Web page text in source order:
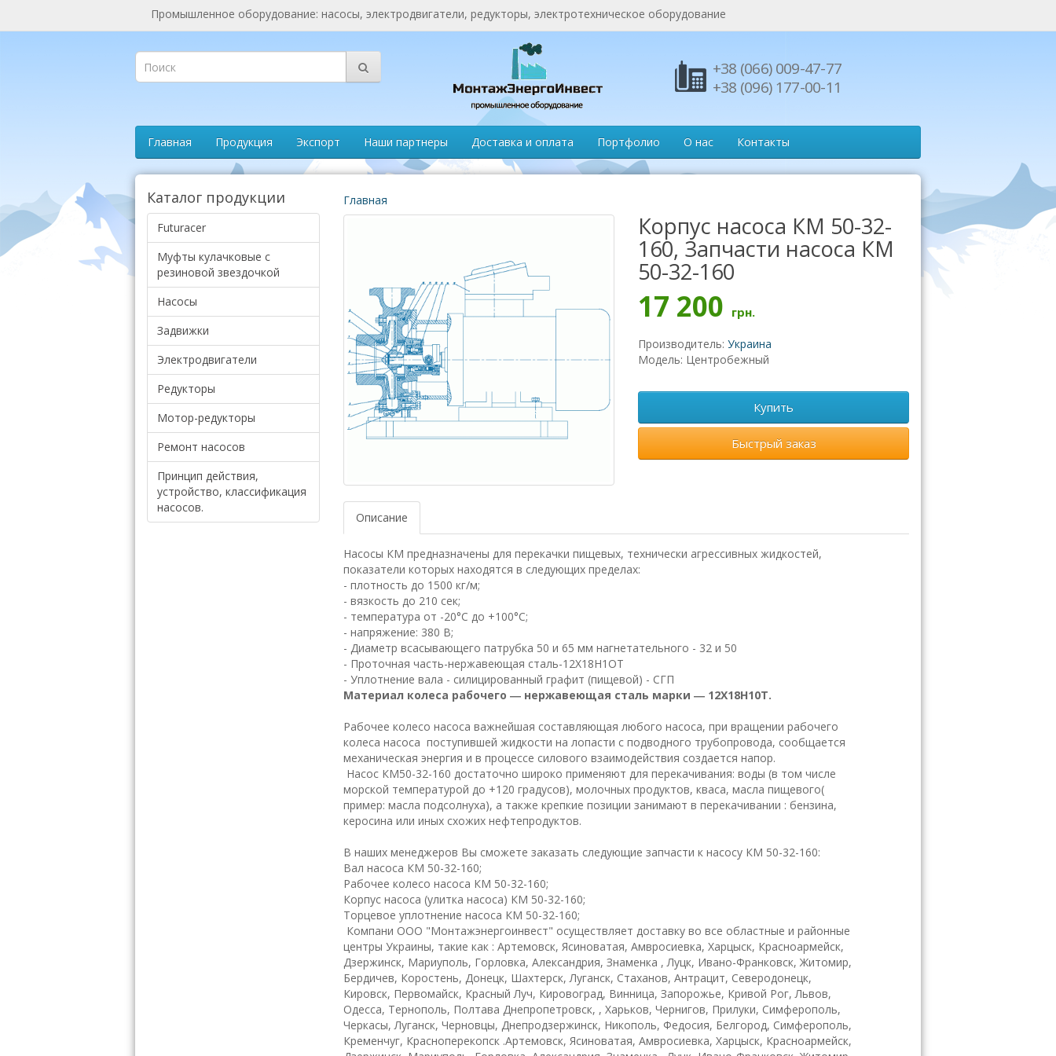
Промышленное оборудование: насосы, электродвигатели, редукторы, электротехническое оборудование
+38 (066) 009-47-77
+38 (096) 177-00-11
Главная Продукция Экспорт Наши партнеры Доставка и оплата Портфолио О нас Контакты
Каталог продукции
Futuracer
Муфты кулачковые с
резиновой звездочкой
Насосы
Задвижки
Электродвигатели
Редукторы
Мотор-редукторы
Ремонт насосов
Принцип действия,
устройство, классификация
насосов.
Главная
Корпус насоса КМ 50-32-
160, Запчасти насоса КМ
50-32-160
17 200 грн.
Производитель: Украина
Модель: Центробежный
Купить
Быстрый заказ
Описание
Насосы КМ предназначены для перекачки пищевых, технически агрессивных жидкостей,
показатели которых находятся в следующих пределах:
- плотность до 1500 кг/м;
- вязкость до 210 сек;
- температура от -20°С до +100°С;
- напряжение: 380 В;
- Диаметр всасывающего патрубка 50 и 65 мм нагнетательного - 32 и 50
- Проточная часть-нержавеющая сталь-12X18Н1ОТ
- Уплотнение вала - силицированный графит (пищевой) - СГП
Материал колеса рабочего ― нержавеющая сталь марки ― 12Х18Н10Т.
Рабочее колесо насоса важнейшая составляющая любого насоса, при вращении рабочего
колеса насоса поступившей жидкости на лопасти с подводного трубопровода, сообщается
механическая энергия и в процессе силового взаимодействия создается напор.
Насос КМ50-32-160 достаточно широко применяют для перекачивания: воды (в том числе
морской температурой до +120 градусов), молочных продуктов, кваса, масла пищевого(
пример: масла подсолнуха), а также крепкие позиции занимают в перекачивании : бензина,
керосина или иных схожих нефтепродуктов.
В наших менеджеров Вы сможете заказать следующие запчасти к насосу КМ 50-32-160:
Вал насоса КМ 50-32-160;
Рабочее колесо насоса КМ 50-32-160;
Корпус насоса (улитка насоса) КМ 50-32-160;
Торцевое уплотнение насоса КМ 50-32-160;
Компани ООО "Монтажэнергоинвест" осуществляет доставку во все областные и районные
центры Украины, такие как : Артемовск, Ясиноватая, Амвросиевка, Харцыск, Красноармейск,
Дзержинск, Мариуполь, Горловка, Александрия, Знаменка , Луцк, Ивано-Франковск, Житомир,
Бердичев, Коростень, Донецк, Шахтерск, Луганск, Стаханов, Антрацит, Северодонецк,
Кировск, Первомайск, Красный Луч, Кировоград, Винница, Запорожье, Кривой Рог, Львов,
Одесса, Тернополь, Полтава Днепропетровск, , Харьков, Чернигов, Прилуки, Симферополь,
Черкасы, Луганск, Черновцы, Днепродзержинск, Никополь, Федосия, Белгород, Симферополь,
Кременчуг, Красноперекопск .Артемовск, Ясиноватая, Амвросиевка, Харцыск, Красноармейск,